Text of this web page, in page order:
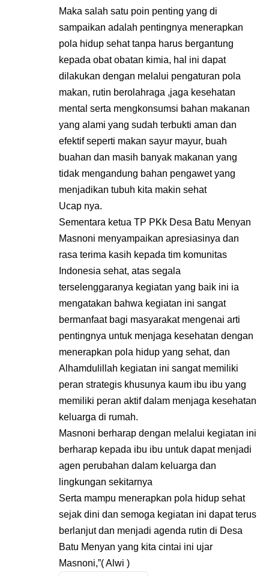
Maka salah satu poin penting yang di
sampaikan adalah pentingnya menerapkan
pola hidup sehat tanpa harus bergantung
kepada obat obatan kimia, hal ini dapat
dilakukan dengan melalui pengaturan pola
makan, rutin berolahraga ,jaga kesehatan
mental serta mengkonsumsi bahan makanan
yang alami yang sudah terbukti aman dan
efektif seperti makan sayur mayur, buah
buahan dan masih banyak makanan yang
tidak mengandung bahan pengawet yang
menjadikan tubuh kita makin sehat
Ucap nya.
Sementara ketua TP PKk Desa Batu Menyan
Masnoni menyampaikan apresiasinya dan
rasa terima kasih kepada tim komunitas
Indonesia sehat, atas segala
terselenggaranya kegiatan yang baik ini ia
mengatakan bahwa kegiatan ini sangat
bermanfaat bagi masyarakat mengenai arti
pentingnya untuk menjaga kesehatan dengan
menerapkan pola hidup yang sehat, dan
Alhamdulillah kegiatan ini sangat memiliki
peran strategis khusunya kaum ibu ibu yang
memiliki peran aktif dalam menjaga kesehatan
keluarga di rumah.
Masnoni berharap dengan melalui kegiatan ini
berharap kepada ibu ibu untuk dapat menjadi
agen perubahan dalam keluarga dan
lingkungan sekitarnya
Serta mampu menerapkan pola hidup sehat
sejak dini dan semoga kegiatan ini dapat terus
berlanjut dan menjadi agenda rutin di Desa
Batu Menyan yang kita cintai ini ujar
Masnoni,”( Alwi )